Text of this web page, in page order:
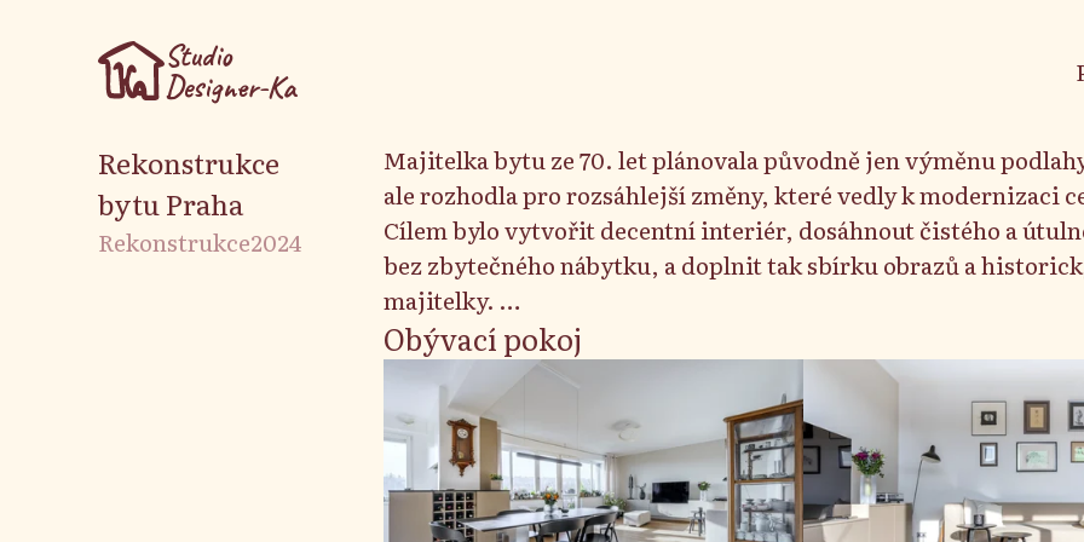
Studio
Designer-Ka
Rekonstrukce
bytu Praha
Rekonstrukce2024
Majitelka bytu ze 70. let plánovala původně jen výměnu
ale rozhodla pro rozsáhlejší změny, které vedly k modernizaci celého bytu.
Cílem bylo vytvořit decentní interiér, dosáhnout čistého a
bez zbytečného nábytku, a doplnit tak sbírku obrazů a
majitelky.
Na podlahu jsme zvolily třívrstvou masivní dřevěnou
Další požadovanou úpravou bylo zjednodušení přístupu do
redukce počtu dveří v předsíni.
Dispozice koupelny jsem mírně upravila, došlo k propojení s
samostatným WC.
Kuchyň zůstala ve své původní poloze, ale byla instalována
Obývací pokoj